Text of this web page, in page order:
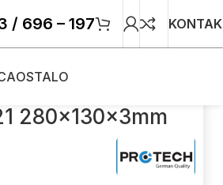
/ 696 – 197
OSTALO
280x130x3mm